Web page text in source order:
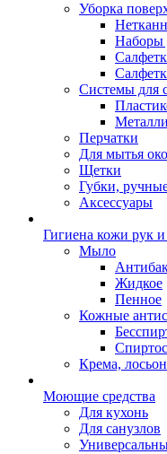
Уборка
Наборы
Системы для
Перчатки
Для мытья
Щетки
Губки,
Аксессуары
Гигиена кожи рук и
Мыло
Жидкое
Пенное
Кожные
Крема,
Моющие средства
Для кухонь
Для санузлов